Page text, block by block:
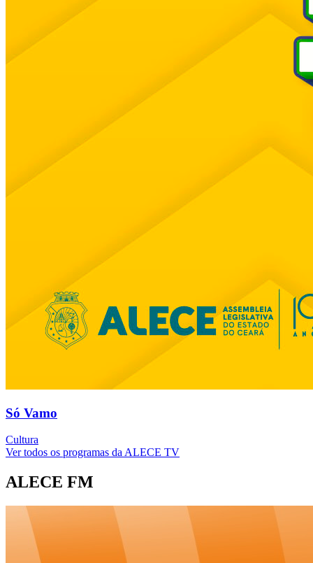
Só Vamo
Cultura
Ver todos os programas da ALECE TV
ALECE FM